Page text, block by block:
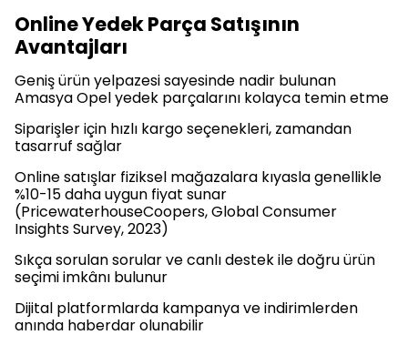
Online Yedek Parça Satışının
Avantajları
Geniş ürün yelpazesi sayesinde nadir bulunan
Amasya Opel yedek parçalarını kolayca temin etme
Siparişler için hızlı kargo seçenekleri, zamandan
tasarruf sağlar
Online satışlar fiziksel mağazalara kıyasla genellikle
%10-15 daha uygun fiyat sunar
(PricewaterhouseCoopers, Global Consumer
Insights Survey, 2023)
Sıkça sorulan sorular ve canlı destek ile doğru ürün
seçimi imkânı bulunur
Dijital platformlarda kampanya ve indirimlerden
anında haberdar olunabilir